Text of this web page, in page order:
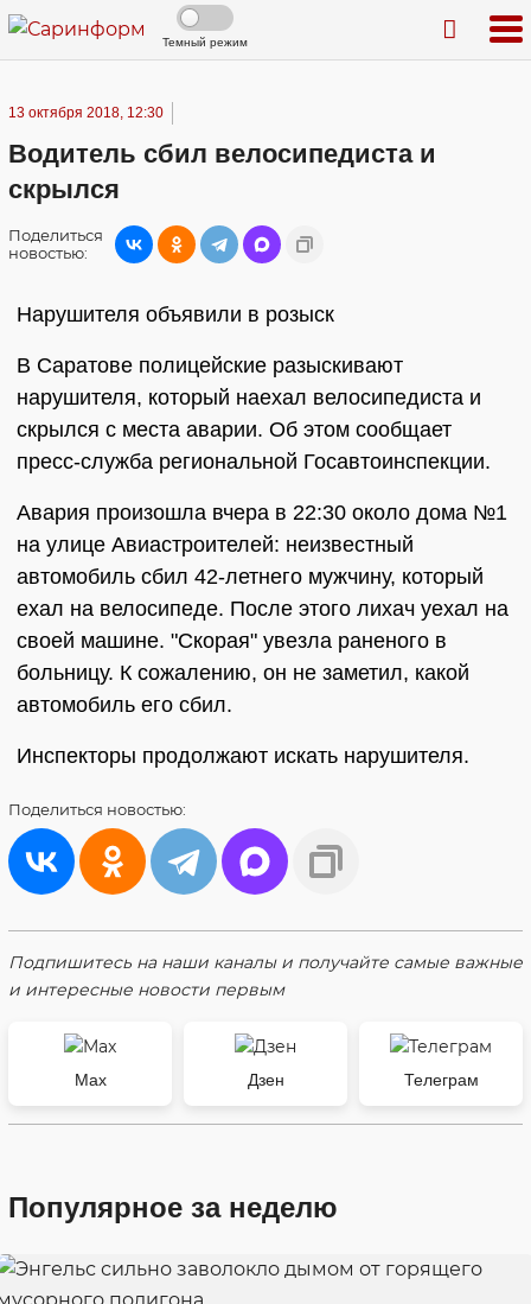
Темный режим
13 октября 2018, 12:30
Водитель сбил велосипедиста и
скрылся
Поделиться
новостью:
Нарушителя объявили в розыск
В Саратове полицейские разыскивают
нарушителя, который наехал велосипедиста и
скрылся с места аварии. Об этом сообщает
пресс-служба региональной Госавтоинспекции.
Авария произошла вчера в 22:30 около дома №1
на улице Авиастроителей: неизвестный
автомобиль сбил 42-летнего мужчину, который
ехал на велосипеде. После этого лихач уехал на
своей машине. "Скорая" увезла раненого в
больницу. К сожалению, он не заметил, какой
автомобиль его сбил.
Инспекторы продолжают искать нарушителя.
Поделиться новостью:
Подпишитесь на наши каналы и получайте самые важные
и интересные новости первым
Max Дзен Телеграм
Популярное за неделю